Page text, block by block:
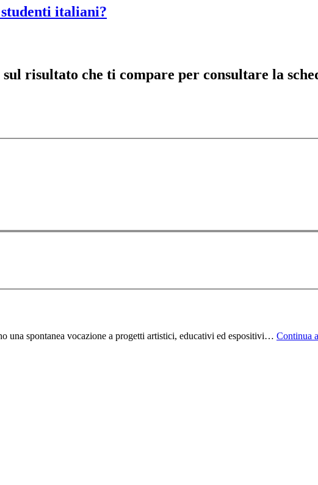
italiani?
risultato che ti compare per consultare la
una spontanea vocazione a progetti artistici, educativi ed espositivi… Continua